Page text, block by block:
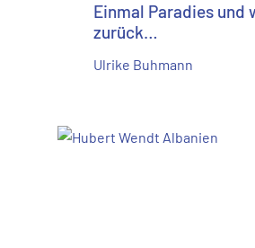
Einmal Paradies und
zurück…
Ulrike Buhmann